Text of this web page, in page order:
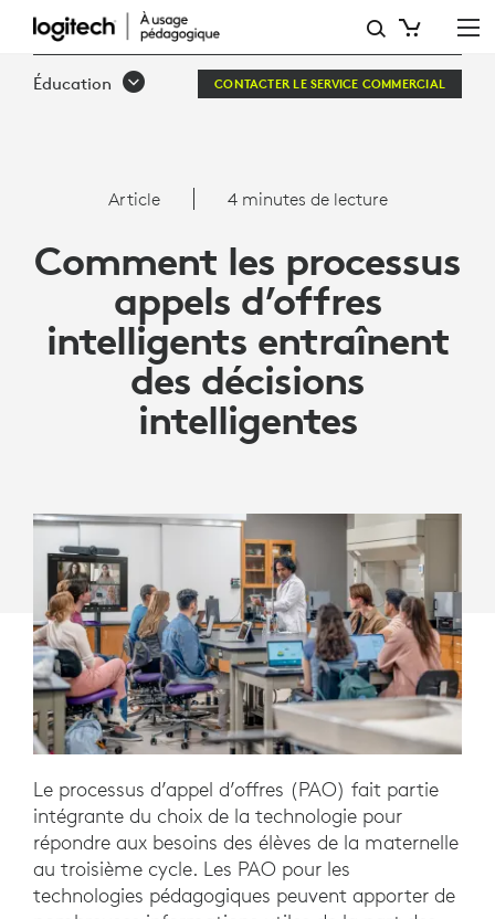
ARTICLE:
COMMENT
APPELS
D’OFFRES
INTELLIGENTS
ENTRAÎNENT
DES
DÉCISIONS
INTELLIGENTES
Éducation CONTACTER LE SERVICE COMMERCIAL
Article 4 minutes de lecture
Comment les processus
appels d’offres
intelligents entraînent
des décisions
intelligentes
Le processus d’appel d’offres (PAO) fait partie
intégrante du choix de la technologie pour
répondre aux besoins des élèves de la maternelle
au troisième cycle. Les PAO pour les
technologies pédagogiques peuvent apporter de